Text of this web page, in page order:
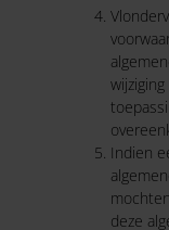
Indien
deze